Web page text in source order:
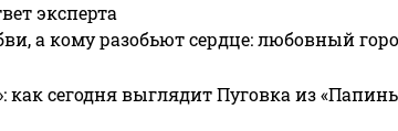
эксперта
а кому разобьют сердце: любовный
как сегодня выглядит Пуговка из